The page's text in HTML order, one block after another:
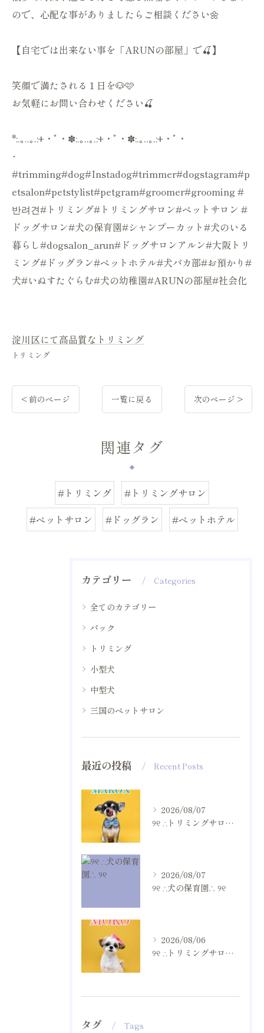
ので、心配な事がありましたらご相談ください🌼
【自宅では出来ない事を「ARUNの部屋」で🍒】
笑顔で満たされる１日を🐶🩷
お気軽にお問い合わせください🍒
*:.｡..｡.:+・ﾟ・✽:.｡..｡.:+・ﾟ・✽:.｡..｡.:+・ﾟ・
･
#trimming#dog#Instadog#trimmer#dogstagram#p
etsalon#petstylist#petgram#groomer#grooming #
반려견#トリミング#トリミングサロン#ペットサロン #
ドッグサロン#犬の保育園#シャンプーカット#犬のいる
暮らし#dogsalon_arun#ドッグサロンアルン#大阪トリ
ミング#ドッグラン#ペットホテル#犬バカ部#お預かり#
犬#いぬすたぐらむ#犬の幼稚園#ARUNの部屋#社会化
淀川区にて高品質なトリミング
トリミング
< 前のページ 一覧に戻る 次のページ >
関連タグ
#トリミング
#トリミングサロン
#ペットサロン
#ドッグラン #ペットホテル
カテゴリー Categories
全てのカテゴリー
パック
トリミング
小型犬
中型犬
三国のペットサロン
最近の投稿 Recent Posts
2026/08/07
୨୧ ∴トリミングサロン∴ ୨୧
2026/08/07
୨୧ ∴犬の保育園∴ ୨୧
2026/08/06
୨୧ ∴トリミングサロン∴ ୨୧
タグ Tags